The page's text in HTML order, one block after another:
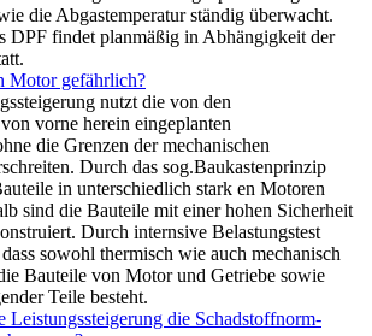
die Abgastemperatur ständig überwacht.
DPF findet planmäßig in Abhängigkeit der
Motor gefährlich?
nutzt die von den
vorne herein eingeplanten
die Grenzen der mechanischen
Durch das sog.Baukastenprinzip
in unterschiedlich stark en Motoren
sind die Bauteile mit einer hohen Sicherheit
Durch internsive Belastungstest
sowohl thermisch wie auch mechanisch
Bauteile von Motor und Getriebe sowie
Teile besteht.
Leistungssteigerung die Schadstoffnorm-